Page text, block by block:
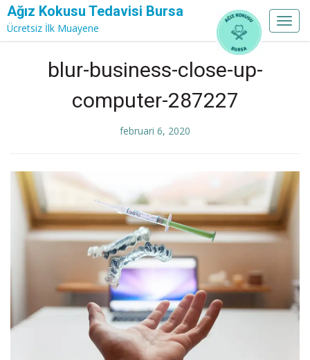
Ağız Kokusu Tedavisi Bursa
Ücretsiz İlk Muayene
blur-business-close-up-
computer-287227
februari 6, 2020